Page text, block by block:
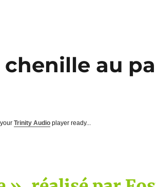
chenille au
Trinity Audioplayer ready...